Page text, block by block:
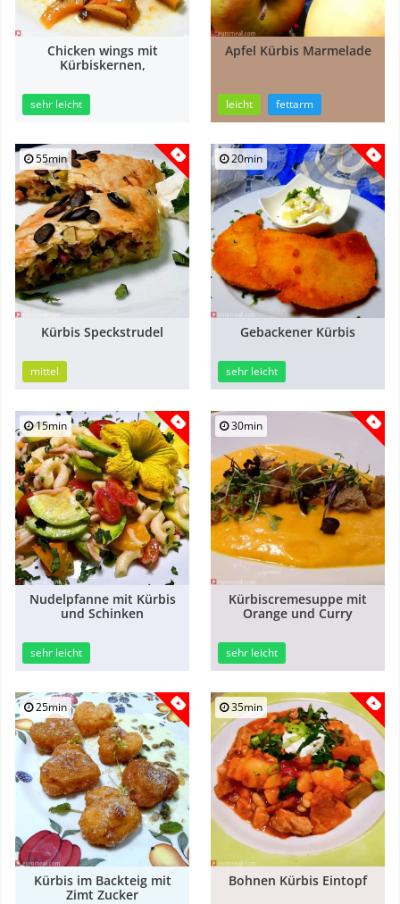
Chicken wings mit
Kürbiskernen,
sehr leicht
Apfel Kürbis Marmelade
leicht fettarm
55min
Kürbis Speckstrudel
mittel
20min
Gebackener Kürbis
sehr leicht
15min
Nudelpfanne mit Kürbis
und Schinken
sehr leicht
30min
Kürbiscremesuppe mit
Orange und Curry
sehr leicht
25min
Kürbis im Backteig mit
Zimt Zucker
35min
Bohnen Kürbis Eintopf